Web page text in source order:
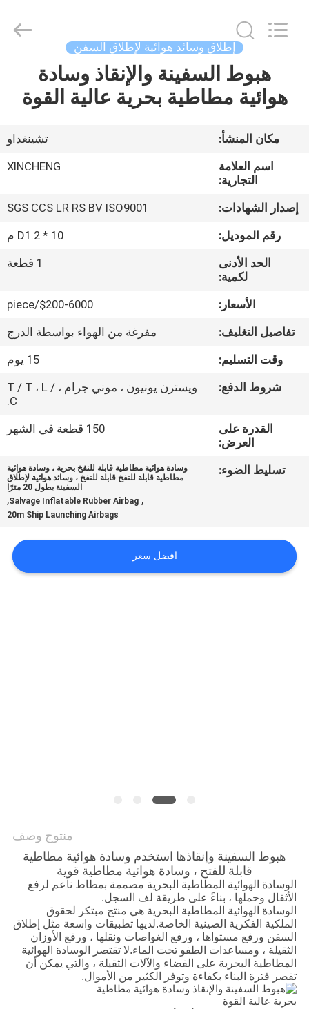
مسكن
عرض
الافتراضي
معلومات
جولة
في
المعمل
الجودة
اتصل
أخبار
Rubber
Products
إطلاق وسائد هوائية لإطلاق السفن
هبوط السفينة والإنقاذ وسادة
هوائية مطاطية بحرية عالية القوة
مكان المنشأ:
تشينغداو
اسم العلامة
التجارية:
XINCHENG
إصدار الشهادات:
SGS CCS LR RS BV ISO9001
رقم الموديل:
D1.2 * 10 م
الحد الأدنى
لكمية:
1 قطعة
الأسعار:
$200-6000/piece
تفاصيل التغليف:
مفرغة من الهواء بواسطة الدرج
وقت التسليم:
15 يوم
شروط الدفع:
ويسترن يونيون ، موني جرام ، T / T ، L /
C.
القدرة على
العرض:
150 قطعة في الشهر
تسليط الضوء:
وسادة هوائية مطاطية قابلة للنفخ بحرية ، وسادة هوائية
مطاطية قابلة للنفخ قابلة للنفخ ، وسائد هوائية لإطلاق
السفينة بطول 20 مترًا
,
Salvage Inflatable Rubber Airbag
,
20m Ship Launching Airbags
افضل سعر
منتوج وصف
هبوط السفينة وإنقاذها استخدم وسادة هوائية مطاطية
قابلة للفتح ، وسادة هوائية مطاطية قوية
الوسادة الهوائية المطاطية البحرية مصممة بمطاط ناعم لرفع
الأثقال وحملها ، بناءً على طريقة لف السجل.
الوسادة الهوائية المطاطية البحرية هي منتج مبتكر لحقوق
الملكية الفكرية الصينية الخاصة.لديها تطبيقات واسعة مثل إطلاق
السفن ورفع مستواها ، ورفع الغواصات ونقلها ، ورفع الأوزان
الثقيلة ، ومساعدات الطفو تحت الماء.لا تقتصر الوسادة الهوائية
المطاطية البحرية على الفضاء والآلات الثقيلة ، والتي يمكن أن
تقصر فترة البناء بكفاءة وتوفر الكثير من الأموال.